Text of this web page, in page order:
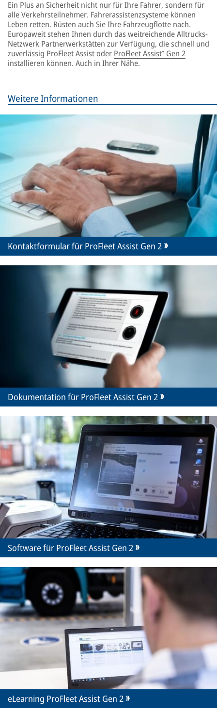
Ein Plus an Sicherheit nicht nur für Ihre Fahrer, sondern für
alle Verkehrsteilnehmer. Fahrerassistenzsysteme können
Leben retten. Rüsten auch Sie Ihre Fahrzeugflotte nach.
Europaweit stehen Ihnen durch das weitreichende Alltrucks-
Netzwerk Partnerwerkstätten zur Verfügung, die schnell und
zuverlässig ProFleet Assist oder ProFleet Assist⁺ Gen 2
installieren können. Auch in Ihrer Nähe.
Weitere Informationen
Kontaktformular für ProFleet Assist Gen 2
Dokumentation für ProFleet Assist Gen 2
Software für ProFleet Assist Gen 2
eLearning ProFleet Assist Gen 2